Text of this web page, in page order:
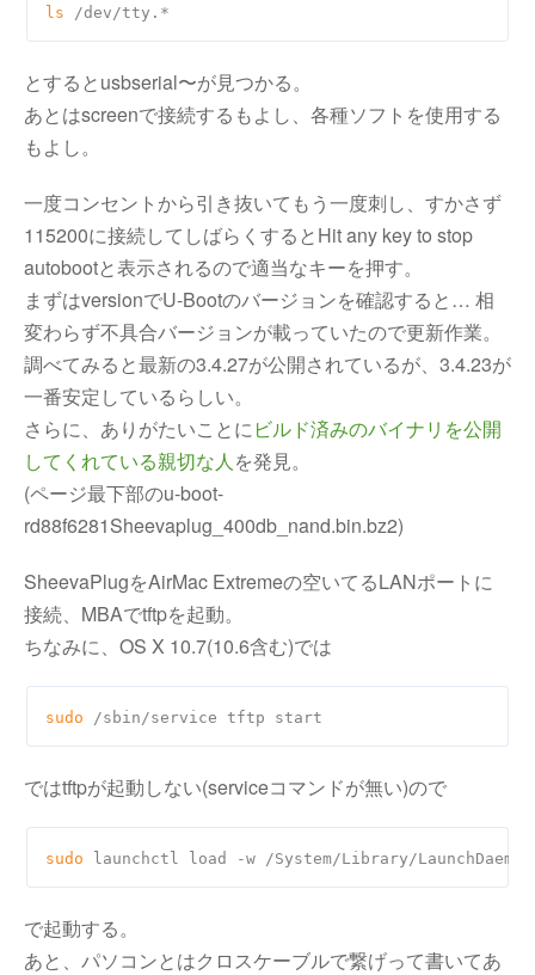
ls
とするとusbserial〜が見つかる。
あとはscreenで接続するもよし、各種ソフトを使用する
もよし。
一度コンセントから引き抜いてもう一度刺し、すかさず
115200に接続してしばらくするとHit any key to stop
autobootと表示されるので適当なキーを押す。
まずはversionでU-Bootのバージョンを確認すると… 相
変わらず不具合バージョンが載っていたので更新作業。
調べてみると最新の3.4.27が公開されているが、3.4.23が
一番安定しているらしい。
さらに、ありがたいことにビルド済みのバイナリを公開
してくれている親切な人を発見。
(ページ最下部のu-boot-
rd88f6281Sheevaplug_400db_nand.bin.bz2)
SheevaPlugをAirMac Extremeの空いてるLANポートに
接続、MBAでtftpを起動。
ちなみに、OS X 10.7(10.6含む)では
sudo
ではtftpが起動しない(serviceコマンドが無い)ので
sudo
で起動する。
あと、パソコンとはクロスケーブルで繋げって書いてあ